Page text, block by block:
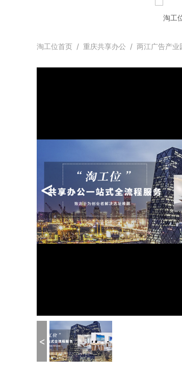
淘工位首页 / 重庆共享办公 / 两江广告产业
<
<